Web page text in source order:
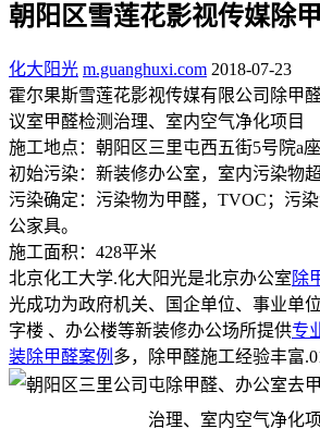
朝阳区雪莲花影视传媒除
化大阳光 m.guanghuxi.com 2018-07-23
霍尔果斯雪莲花影视传媒有限公司除甲
议室甲醛检测治理、室内空气净化项目
施工地点：朝阳区三里屯西五街5号院a
初始污染：新装修办公室，室内污染物超
污染确定：污染物为甲醛，TVOC；污
公家具。
施工面积：428平米
北京化工大学.化大阳光是北京办公室除
光成功为政府机关、国企单位、事业单
字楼 、办公楼等新装修办公场所提供专
装除甲醛案例 多，除甲醛施工经验丰富